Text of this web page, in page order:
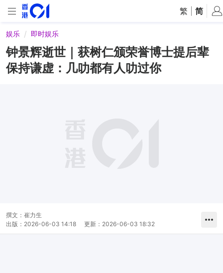
繁 简
娱乐 即时娱乐
钟景辉逝世｜获树仁颁荣誉博士提后辈
保持谦虚：几叻都有人叻过你
撰文： 崔力生
出版： 2026-06-03 14:18 更新： 2026-06-03 18:32